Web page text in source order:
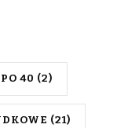
PO 40 (2)
(21)